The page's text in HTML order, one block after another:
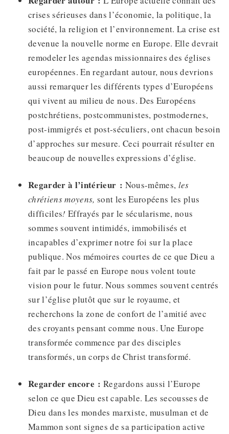
crises sérieuses dans l’économie, la politique, la
société, la religion et l’environnement. La crise est
devenue la nouvelle norme en Europe. Elle devrait
remodeler les agendas missionnaires des églises
européennes. En regardant autour, nous devrions
aussi remarquer les différents types d’Européens
qui vivent au milieu de nous. Des Européens
postchrétiens, postcommunistes, postmodernes,
post-immigrés et post-séculiers, ont chacun besoin
d’approches sur mesure. Ceci pourrait résulter en
beaucoup de nouvelles expressions d’église.
Regarder à l’intérieur : Nous-mêmes, les
chrétiens moyens, sont les Européens les plus
difficiles! Effrayés par le sécularisme, nous
sommes souvent intimidés, immobilisés et
incapables d’exprimer notre foi sur la place
publique. Nos mémoires courtes de ce que Dieu a
fait par le passé en Europe nous volent toute
vision pour le futur. Nous sommes souvent centrés
sur l’église plutôt que sur le royaume, et
recherchons la zone de confort de l’amitié avec
des croyants pensant comme nous. Une Europe
transformée commence par des disciples
transformés, un corps de Christ transformé.
Regarder encore :Regardons aussi l’Europe
selon ce que Dieu est capable. Les secousses de
Dieu dans les mondes marxiste, musulman et de
Mammon sont signes de sa participation active